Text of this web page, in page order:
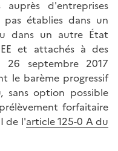
auprès d'entreprises
établies dans un
dans un autre État
et attachés à des
26 septembre 2017
le barème progressif
option possible
forfaitaire
de l'article 125-0 A du